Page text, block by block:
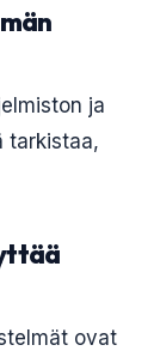
ja
tarkistaa,
ovat